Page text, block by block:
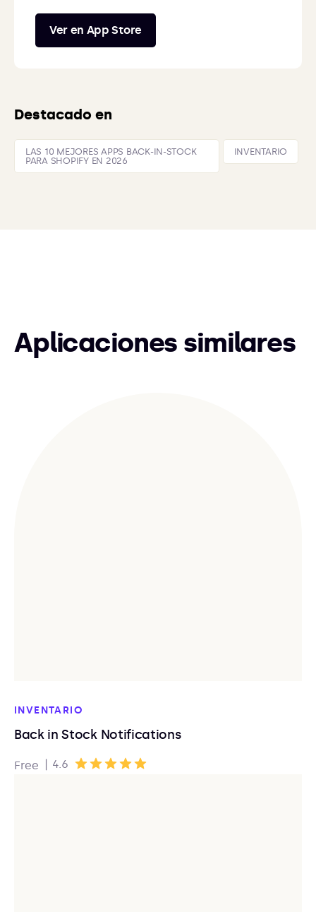
Ver en App Store
Destacado en
LAS 10 MEJORES APPS BACK-IN-STOCK
PARA SHOPIFY EN 2026
INVENTARIO
Aplicaciones similares
INVENTARIO
Back in Stock Notifications
Free | 4.6